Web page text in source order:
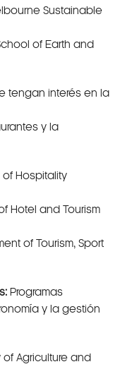
Sustainable
of Earth and
tengan interés en la
y la
Hospitality
Hotel and Tourism
of Tourism, Sport
Programas
y la gestión
Agriculture and